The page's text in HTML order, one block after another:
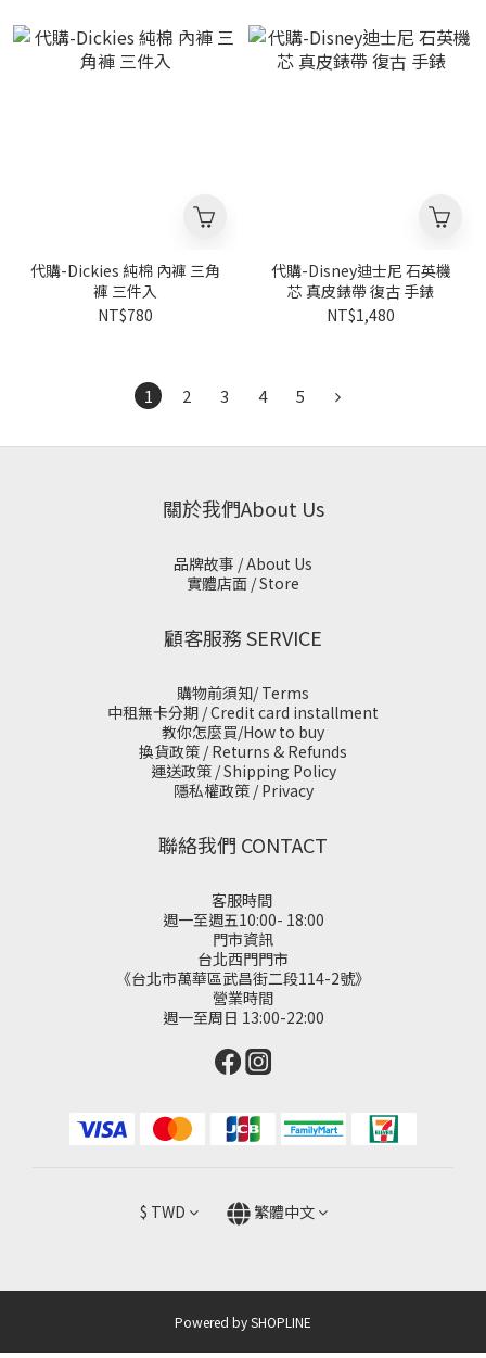
代購-Dickies 純棉 內褲 三角
褲 三件入
NT$780
代購-Disney迪士尼 石英機
芯 真皮錶帶 復古 手錶
NT$1,480
1 2 3 4 5
關於我們About Us
品牌故事 / About Us
實體店面 / Store
顧客服務 SERVICE
購物前須知/ Terms
中租無卡分期 / Credit card installment
教你怎麼買/How to buy
換貨政策 / Returns & Refunds
運送政策 / Shipping Policy
隱私權政策 / Privacy
聯絡我們 CONTACT
客服時間
週一至週五10:00- 18:00
門市資訊
台北西門門市
《台北市萬華區武昌街二段114-2號》
營業時間
週一至周日 13:00-22:00
$ TWD 繁體中文
Powered by SHOPLINE